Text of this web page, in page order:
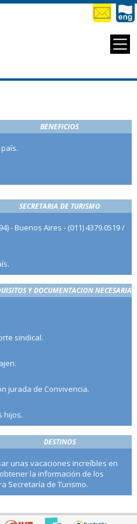
BENEFICIOS
SECRETARIA DE TURISMO
- Buenos Aires - (011) 4379.0519 /
Y DOCUMENTACION NECESARIA
sindical.
jurada de Convivencia.
hijos.
DESTINOS
unas vacaciones increíbles en
la información de los
Secretaría de Turismo.